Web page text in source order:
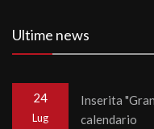
Ultime news
24
Lug
Inserita
calendario